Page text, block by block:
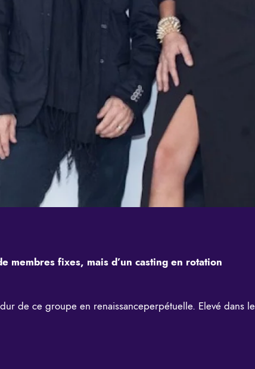
membres fixes, mais d’un casting en rotation
de ce groupe en renaissanceperpétuelle. Elevé dans le